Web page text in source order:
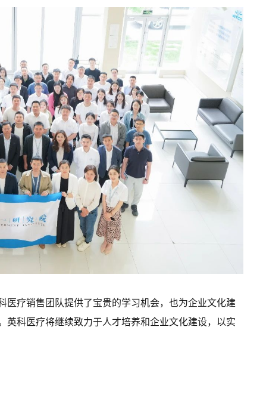
医疗销售团队提供了宝贵的学习机会，也为企业文化建
科医疗将继续致力于人才培养和企业文化建设，以实